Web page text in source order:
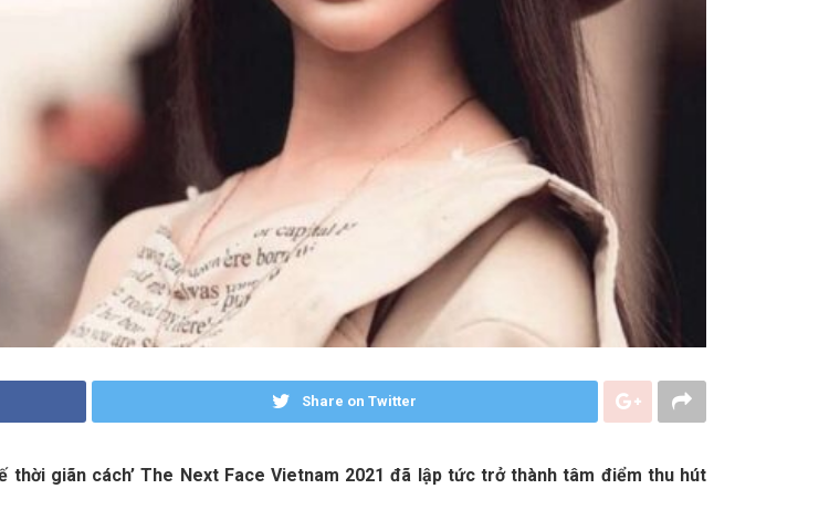
Share on Twitter
giãn cách’ The Next Face Vietnam 2021 đã lập tức trở thành tâm điểm thu hút